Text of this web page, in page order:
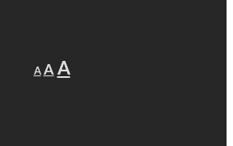
A
Decrease
font
A Reset
AIncrease